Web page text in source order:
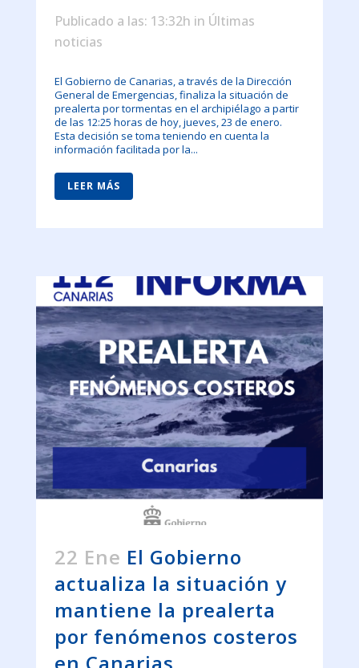
Publicado a las: 13:32h in Últimas
noticias
El Gobierno de Canarias, a través de la Dirección
General de Emergencias, finaliza la situación de
prealerta por tormentas en el archipiélago a partir
de las 12:25 horas de hoy, jueves, 23 de enero.
Esta decisión se toma teniendo en cuenta la
información facilitada por la...
LEER MÁS
22 Ene El Gobierno
actualiza la situación y
mantiene la prealerta
por fenómenos costeros